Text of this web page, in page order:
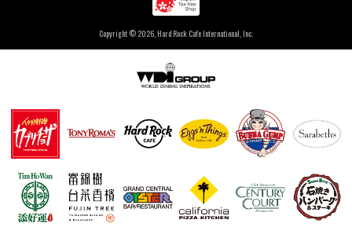
Copyright © 2026, Hard Rock Cafe International, Inc.